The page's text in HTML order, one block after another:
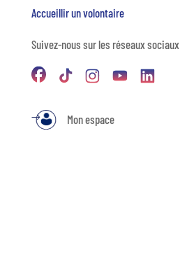
Accueillir un volontaire
Suivez-nous sur les réseaux sociaux
Mon espace